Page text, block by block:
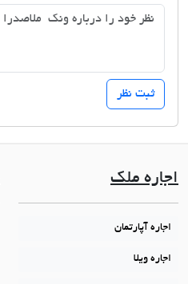
اجاره ملک
اجاره آپارتمان
اجاره ویلا